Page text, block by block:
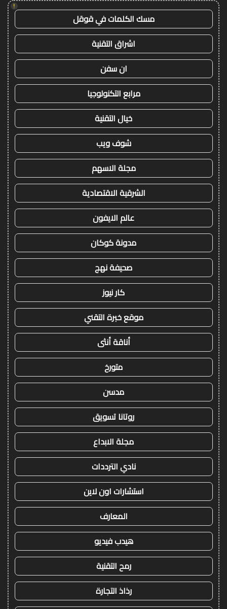
!
مسك الكلمات في قوقل
اشراق التقنية
ان سفن
مرابع التكنولوجيا
خيال التقنية
شوف ويب
مجلة الاسهم
الشرقية الاقتصادية
عالم الايفون
مدونة كوكان
صحيفة نهج
كار نيوز
موقع خبرة التقني
أناقة أنثى
متورخ
مدسن
روتانا تسويق
مجلة الابداع
نادي الترددات
استشارات اون لاين
المعارف
هيدب فيديو
رمح التقنية
رذاذ التجارة